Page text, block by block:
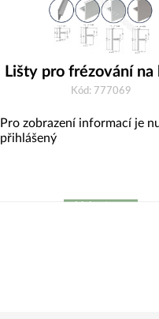
Lišty pro frézování na
Kód: 777069
Pro zobrazení informací je
přihlášený
Vybrat